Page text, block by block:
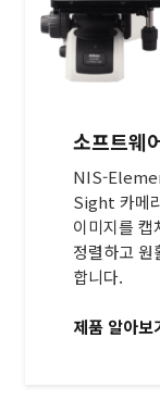
소프트웨
NIS-
Sight 카메
이미지를 캡
정렬하고 원
합니다.
제품 알아보